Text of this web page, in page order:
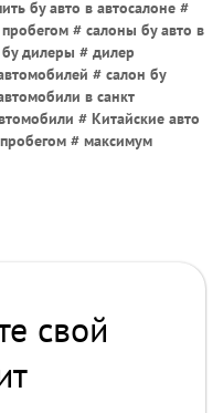
бу авто в автосалоне #
# салоны бу авто в
дилеры # дилер
# салон бу
в санкт
# Китайские авто
# максимум
свой